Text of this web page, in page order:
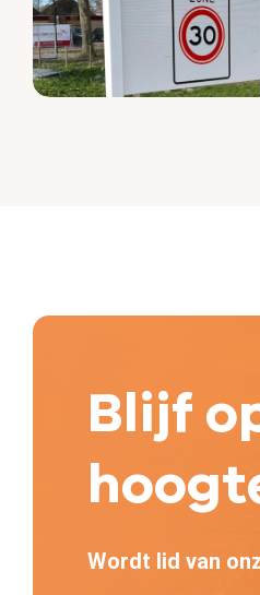
Blijf
Wordt lid van